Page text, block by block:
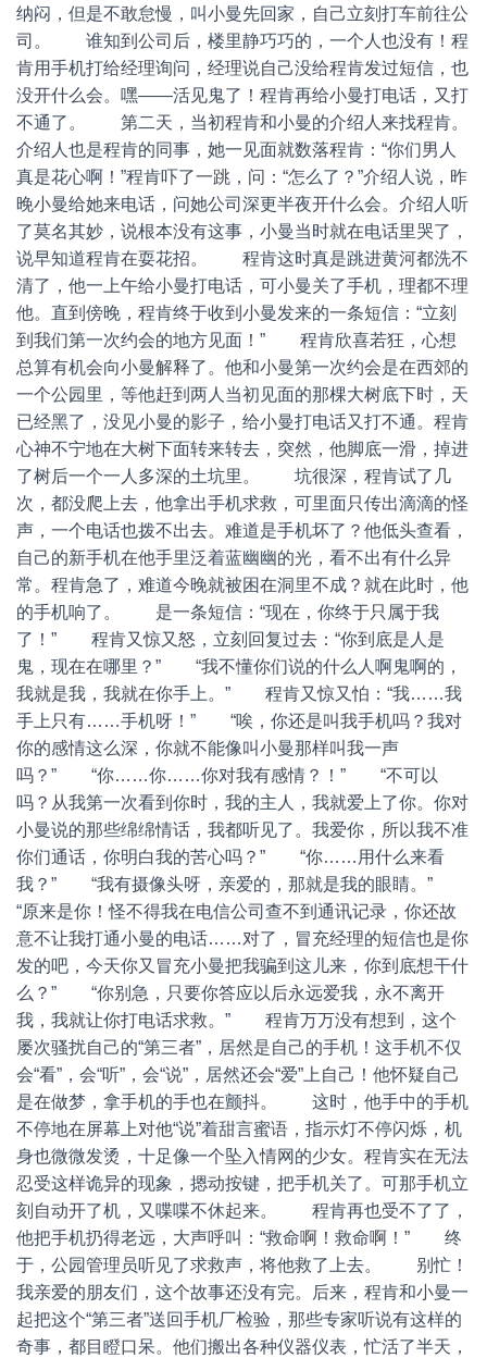
纳闷，但是不敢怠慢，叫小曼先回家，自己立刻打车前往公
司。 谁知到公司后，楼里静巧巧的，一个人也没有！程
肯用手机打给经理询问，经理说自己没给程肯发过短信，也
没开什么会。嘿——活见鬼了！程肯再给小曼打电话，又打
不通了。 第二天，当初程肯和小曼的介绍人来找程肯。
介绍人也是程肯的同事，她一见面就数落程肯：“你们男人
真是花心啊！”程肯吓了一跳，问：“怎么了？”介绍人说，昨
晚小曼给她来电话，问她公司深更半夜开什么会。介绍人听
了莫名其妙，说根本没有这事，小曼当时就在电话里哭了，
说早知道程肯在耍花招。 程肯这时真是跳进黄河都洗不
清了，他一上午给小曼打电话，可小曼关了手机，理都不理
他。直到傍晚，程肯终于收到小曼发来的一条短信：“立刻
到我们第一次约会的地方见面！” 程肯欣喜若狂，心想
总算有机会向小曼解释了。他和小曼第一次约会是在西郊的
一个公园里，等他赶到两人当初见面的那棵大树底下时，天
已经黑了，没见小曼的影子，给小曼打电话又打不通。程肯
心神不宁地在大树下面转来转去，突然，他脚底一滑，掉进
了树后一个一人多深的土坑里。 坑很深，程肯试了几
次，都没爬上去，他拿出手机求救，可里面只传出滴滴的怪
声，一个电话也拨不出去。难道是手机坏了？他低头查看，
自己的新手机在他手里泛着蓝幽幽的光，看不出有什么异
常。程肯急了，难道今晚就被困在洞里不成？就在此时，他
的手机响了。 是一条短信：“现在，你终于只属于我
了！” 程肯又惊又怒，立刻回复过去：“你到底是人是
鬼，现在在哪里？” “我不懂你们说的什么人啊鬼啊的，
我就是我，我就在你手上。” 程肯又惊又怕：“我……我
手上只有……手机呀！” “唉，你还是叫我手机吗？我对
你的感情这么深，你就不能像叫小曼那样叫我一声
吗？” “你……你……你对我有感情？！” “不可以
吗？从我第一次看到你时，我的主人，我就爱上了你。你对
小曼说的那些绵绵情话，我都听见了。我爱你，所以我不准
你们通话，你明白我的苦心吗？” “你……用什么来看
我？” “我有摄像头呀，亲爱的，那就是我的眼睛。”
“原来是你！怪不得我在电信公司查不到通讯记录，你还故
意不让我打通小曼的电话……对了，冒充经理的短信也是你
发的吧，今天你又冒充小曼把我骗到这儿来，你到底想干什
么？” “你别急，只要你答应以后永远爱我，永不离开
我，我就让你打电话求救。” 程肯万万没有想到，这个
屡次骚扰自己的“第三者”，居然是自己的手机！这手机不仅
会“看”，会“听”，会“说”，居然还会“爱”上自己！他怀疑自己
是在做梦，拿手机的手也在颤抖。 这时，他手中的手机
不停地在屏幕上对他“说”着甜言蜜语，指示灯不停闪烁，机
身也微微发烫，十足像一个坠入情网的少女。程肯实在无法
忍受这样诡异的现象，摁动按键，把手机关了。可那手机立
刻自动开了机，又喋喋不休起来。 程肯再也受不了了，
他把手机扔得老远，大声呼叫：“救命啊！救命啊！” 终
于，公园管理员听见了求救声，将他救了上去。 别忙！
我亲爱的朋友们，这个故事还没有完。后来，程肯和小曼一
起把这个“第三者”送回手机厂检验，那些专家听说有这样的
奇事，都目瞪口呆。他们搬出各种仪器仪表，忙活了半天，